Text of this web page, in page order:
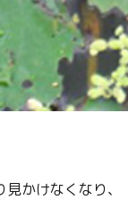
かけなくなり、